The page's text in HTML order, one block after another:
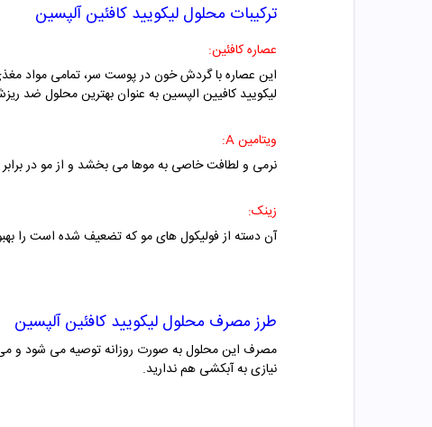
ترکیبات محلول لیکویید کافئین آلپسین
عصاره کافئین:
این عصاره با گردش خون در پوست سر، تمامی مواد
لیکویید کافیین الپسین به عنوان بهترین محلول ضد
ویتامین A:
نرمی و لطافت خاصی به موها می بخشد و از مو در
زینک:
آن دسته از فولیکول های مو که تضعیف شده است را
طرز مصرف محلول لیکویید کافئین آلپسین
نیازی به آبکشی هم ندارید.